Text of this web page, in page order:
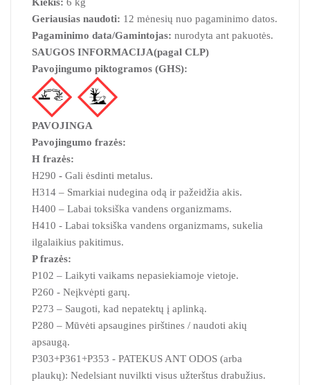
Geriausias naudoti: 12 mėnesių nuo pagaminimo datos.
Pagaminimo data/Gamintojas: nurodyta ant pakuotės.
SAUGOS INFORMACIJA(pagal CLP)
Pavojingumo piktogramos (GHS):
PAVOJINGA
Pavojingumo frazės:
H frazės:
H290 - Gali ėsdinti metalus.
H314 – Smarkiai nudegina odą ir pažeidžia akis.
H400 – Labai toksiška vandens organizmams.
H410 - Labai toksiška vandens organizmams, sukelia
ilgalaikius pakitimus.
P frazės:
P102 – Laikyti vaikams nepasiekiamoje vietoje.
P260 - Neįkvėpti garų.
P273 – Saugoti, kad nepatektų į aplinką.
P280 – Mūvėti apsaugines pirštines / naudoti akių
apsaugą.
P303+P361+P353 - PATEKUS ANT ODOS (arba
plaukų): Nedelsiant nuvilkti visus užterštus drabužius.